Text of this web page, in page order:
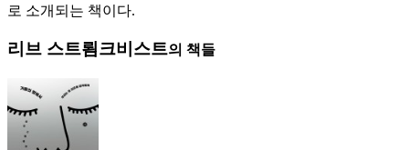
로 소개되는 책이다.
리브 스트룀크비스트의 책들